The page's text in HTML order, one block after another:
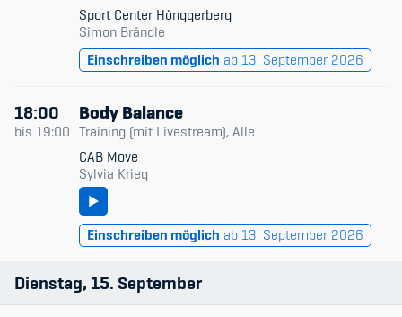
Sport Center Hönggerberg
Simon Brändle
Einschreiben möglich ab 13. September 2026
18:00
bis 19:00
Body Balance
Training (mit Livestream), Alle
CAB Move
Sylvia Krieg
Einschreiben möglich ab 13. September 2026
Dienstag 15 September